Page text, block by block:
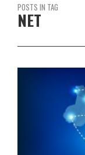
POSTS IN TAG
NET